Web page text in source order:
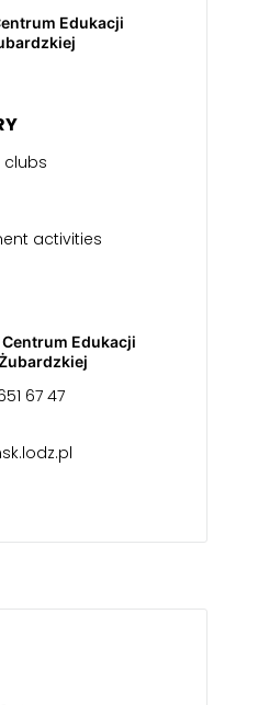
Edukacji
clubs
activities
Edukacji
67 47